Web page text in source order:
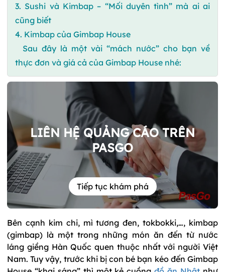
3. Sushi và Kimbap – “Mối duyên tình” mà ai ai
cũng biết
4. Kimbap của Gimbap House
Sau đây là một vài “mách nước” cho bạn về
thực đơn và giá cả của Gimbap House nhé:
LIÊN HỆ QUẢNG CÁO TRÊN
PASGO
Tiếp tục khám phá
Bên cạnh kim chi, mì tương đen, tokbokki,…, kimbap
(gimbap) là một trong những món ăn đến từ nước
láng giềng Hàn Quốc quen thuộc nhất với người Việt
Nam. Tuy vậy, trước khi bị con bé bạn kéo đến Gimbap